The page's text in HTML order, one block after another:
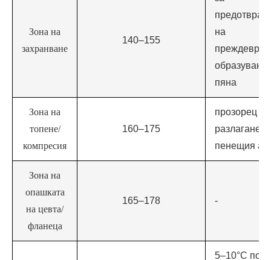
Зона на
захранване
140–155
на
образуване
пяна
Зона на
топене/
компресия
160–175
прозорец за
разлагане
пенещия
Зона на
опашката
на цевта/
фланеца
165–178 -
5–10°C по-